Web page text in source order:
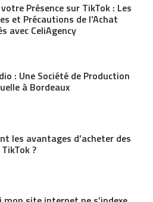
Présence sur TikTok : Les
et Précautions de l’Achat
avec CeliAgency
: Une Société de Production
à Bordeaux
les avantages d’acheter des
?